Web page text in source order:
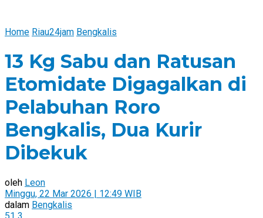
Home Riau24jam Bengkalis
13 Kg Sabu dan Ratusan
Etomidate Digagalkan di
Pelabuhan Roro
Bengkalis, Dua Kurir
Dibekuk
oleh Leon
Minggu, 22 Mar 2026 | 12:49 WIB
dalam Bengkalis